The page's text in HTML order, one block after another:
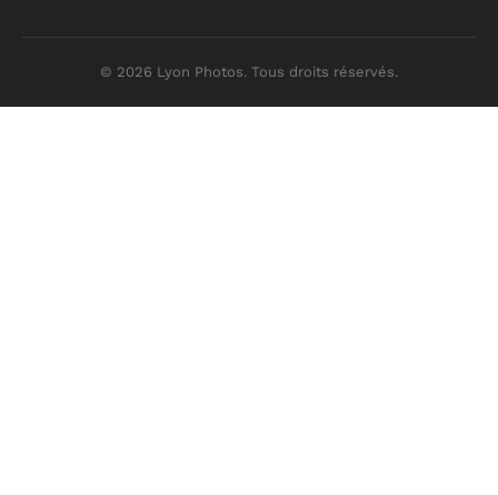
© 2026 Lyon Photos. Tous droits réservés.